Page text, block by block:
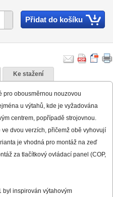
Přidat do košíku
Ke stažení
pro obousměrnou nouzovou
u výtahů, kde je vyžadována
centrem, popřípadě strojovnou.
dvou verzích, přičemž obě vyhovují
je vhodná pro montáž na zeď
za tlačítkový ovládací panel (COP,
byl inspirován výtahovým